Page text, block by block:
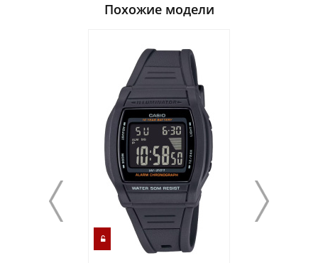
Похожие модели